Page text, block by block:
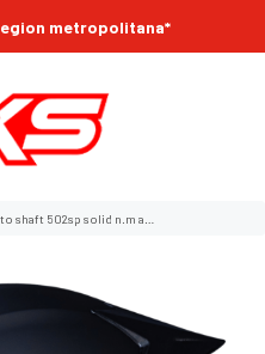
metropolitana*
solid n.m am az integral normal dot acreditado (v/sv)